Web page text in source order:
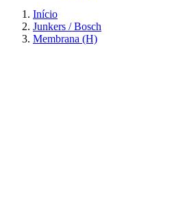
Início
Junkers / Bosch
Membrana (H)